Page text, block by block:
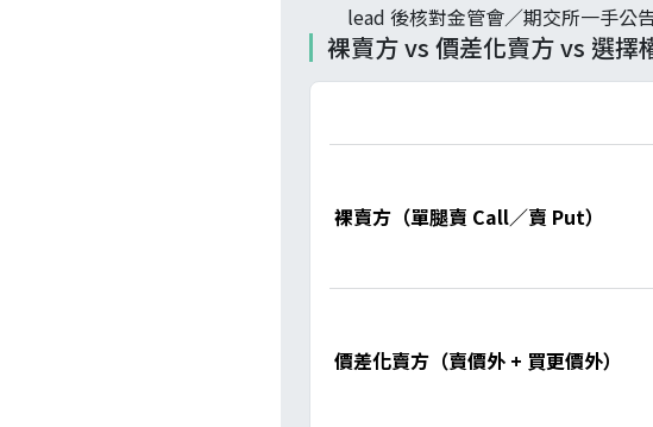
lead 後核對金管會／期交所一手公
裸賣方 vs 價差化賣方 vs 選擇
裸賣方（單腿賣 Call／賣 Put）
價差化賣方（賣價外 + 買更價外）